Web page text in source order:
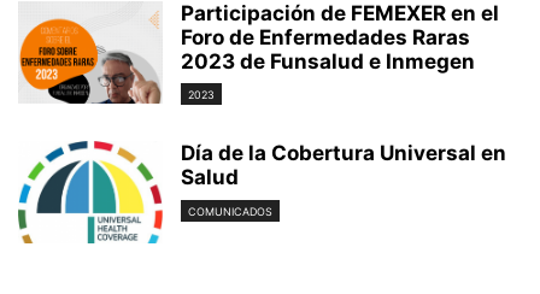
Participación de FEMEXER en el
Foro de Enfermedades Raras
2023 de Funsalud e Inmegen
2023
Día de la Cobertura Universal en
Salud
COMUNICADOS